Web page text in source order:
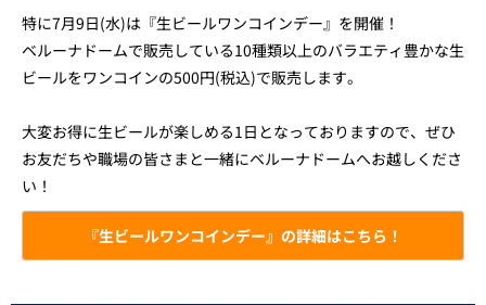
特に7月9日(水)は『生ビールワンコインデー』を開催！
ベルーナドームで販売している10種類以上のバラエティ豊かな生
ビールをワンコインの500円(税込)で販売します。
大変お得に生ビールが楽しめる1日となっておりますので、ぜひ
お友だちや職場の皆さまと一緒にベルーナドームへお越しくださ
い！
『生ビールワンコインデー』の詳細はこちら！